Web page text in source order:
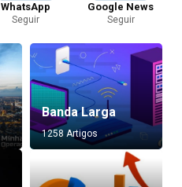
WhatsApp
Seguir
Google News
Seguir
Banda Larga
1258 Artigos